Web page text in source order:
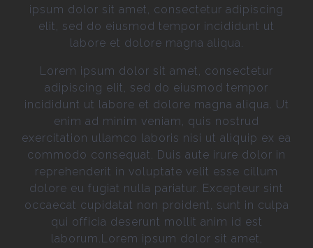
ipsum dolor sit amet, consectetur adipiscing
elit, sed do eiusmod tempor incididunt ut
labore et dolore magna aliqua.
Lorem ipsum dolor sit amet, consectetur
adipiscing elit, sed do eiusmod tempor
incididunt ut labore et dolore magna aliqua. Ut
enim ad minim veniam, quis nostrud
exercitation ullamco laboris nisi ut aliquip ex ea
commodo consequat. Duis aute irure dolor in
reprehenderit in voluptate velit esse cillum
dolore eu fugiat nulla pariatur. Excepteur sint
occaecat cupidatat non proident, sunt in culpa
qui officia deserunt mollit anim id est
laborum.Lorem ipsum dolor sit amet,